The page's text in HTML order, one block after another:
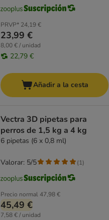
PRVP* 24,19 €
23,99 €
8,00 € / unidad
22,79 €
Añadir a la cesta
Vectra 3D pipetas para
perros de 1,5 kg a 4 kg
6 pipetas (6 x 0,8 ml)
Precio normal47,98 €
45,49 €
7,58 € / unidad
Valorar: 5/5 (1)